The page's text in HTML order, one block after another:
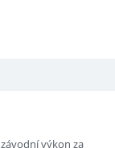
výkon za